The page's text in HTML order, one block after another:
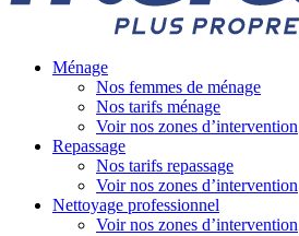
Ménage
Nos femmes de ménage
Nos tarifs ménage
Voir nos zones d’intervention
Repassage
Nos tarifs repassage
Voir nos zones d’intervention
Nettoyage professionnel
Voir nos zones d’intervention